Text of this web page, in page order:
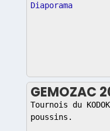
Diaporama
GEMOZAC
Tournois du
poussins.